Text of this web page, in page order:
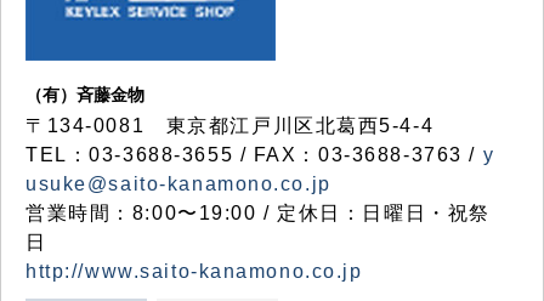
（有）斉藤金物
〒134-0081 東京都江戸川区北葛西5-4-4
TEL：03-3688-3655 / FAX：03-3688-3763 / y
usuke@saito-kanamono.co.jp
営業時間：8:00〜19:00 / 定休日：日曜日・祝祭
日
http://www.saito-kanamono.co.jp